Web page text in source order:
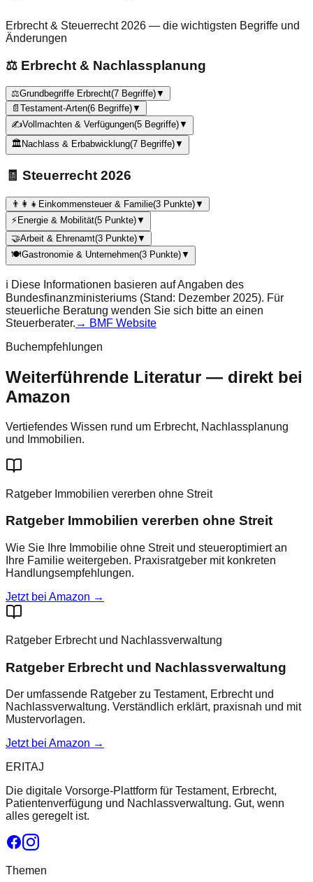
Erbrecht & Steuerrecht 2026 — die wichtigsten Begriffe und
Änderungen
⚖️ Erbrecht & Nachlassplanung
⚖️Grundbegriffe Erbrecht(7 Begriffe)▼
📄 Testament-Arten(6 Begriffe)▼
✍️Vollmachten & Verfügungen(5 Begriffe)▼
🏛️ Nachlass & Erbabwicklung(7 Begriffe)▼
🧾 Steuerrecht 2026
👨‍👩‍👧 Einkommensteuer & Familie(3 Punkte)▼
⚡Energie & Mobilität(5 Punkte)▼
🤝Arbeit & Ehrenamt(3 Punkte)▼
🍽️Gastronomie & Unternehmen(3 Punkte)▼
ℹ️ Diese Informationen basieren auf Angaben des
Bundesfinanzministeriums (Stand: Dezember 2025). Für
steuerliche Beratung wenden Sie sich bitte an einen
Steuerberater. → BMF Website
Buchempfehlungen
Weiterführende Literatur — direkt bei
Amazon
Vertiefendes Wissen rund um Erbrecht, Nachlassplanung
und Immobilien.
Ratgeber Immobilien vererben ohne Streit
Ratgeber Immobilien vererben ohne Streit
Wie Sie Ihre Immobilie ohne Streit und steueroptimiert an
Ihre Familie weitergeben. Praxisratgeber mit konkreten
Handlungsempfehlungen.
Jetzt bei Amazon →
Ratgeber Erbrecht und Nachlassverwaltung
Ratgeber Erbrecht und Nachlassverwaltung
Der umfassende Ratgeber zu Testament, Erbrecht und
Nachlassverwaltung. Verständlich erklärt, praxisnah und mit
Mustervorlagen.
Jetzt bei Amazon →
ERITAJ
Die digitale Vorsorge-Plattform für Testament, Erbrecht,
Patientenverfügung und Nachlassverwaltung. Gut, wenn
alles geregelt ist.
Themen